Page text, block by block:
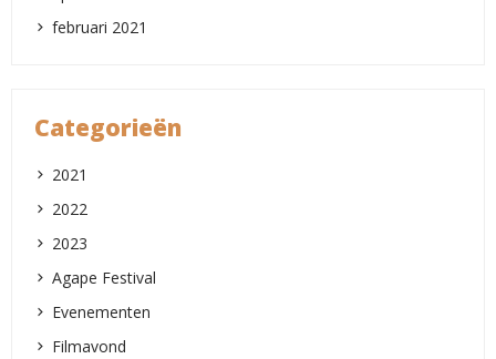
februari 2021
Categorieën
2021
2022
2023
Agape Festival
Evenementen
Filmavond